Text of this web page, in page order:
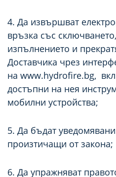
4. Да извършват
връзка със
изпълнението и
Доставчика чрез
на www.hydrofire.bg,
достъпни на нея
мобилни устройства;
5. Да бъдат
произтичащи от закона;
6. Да упражняват